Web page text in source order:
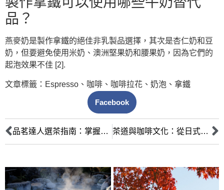
品？
燕麥奶是製作拿鐵的絕佳非乳製品選擇，其次是杏仁奶和豆
奶，但要避免使用米奶、澳洲堅果奶和腰果奶，因為它們的
起泡效果不佳 [2].
文章標籤： Espresso 、 咖啡 、 咖啡拉花 、 奶泡 、 拿鐵
Facebook
品茗達人選茶指南：掌握產地、品種與烘焙的關鍵，沏煮極致風味 茶道與咖啡文化：從日式抹茶到義式濃縮，探討飲品背後的歷史與儀式感